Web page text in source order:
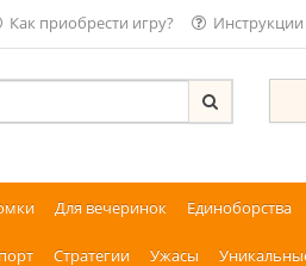
Как приобрести игру? Инструкции
Для вечеринок Единоборства
Стратегии Ужасы